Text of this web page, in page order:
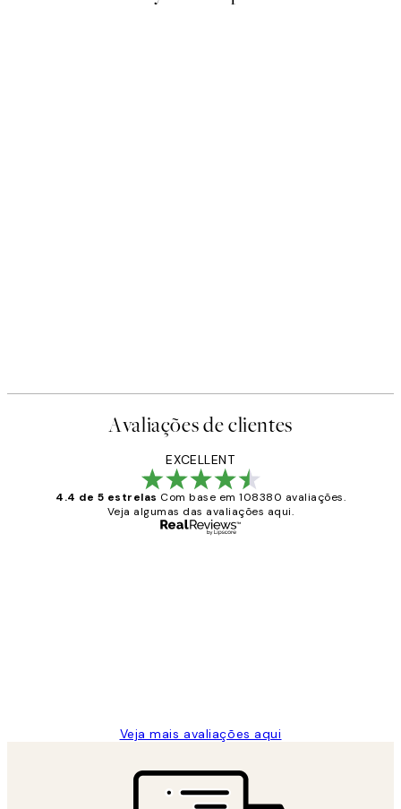
Avaliações de clientes
EXCELLENT
4.4 de 5 estrelas Com base em 108380 avaliações.
Veja algumas das avaliações aqui.
Veja mais avaliações aqui